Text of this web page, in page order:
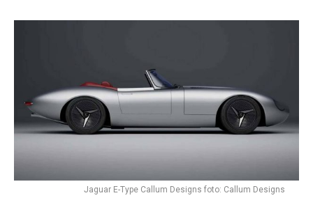
Jaguar E-Type Callum Designs foto: Callum Designs